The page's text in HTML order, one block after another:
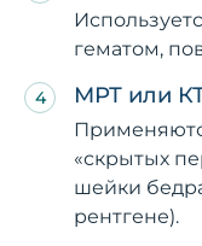
гематом,
МРТ или
«скрытых
шейки
рентгене).